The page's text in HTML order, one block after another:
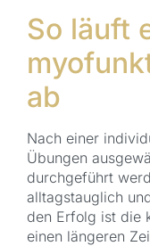
So läuft
ab
Nach einer
Übungen
durchgeführt
alltagstauglich
den Erfolg ist die
einen längeren